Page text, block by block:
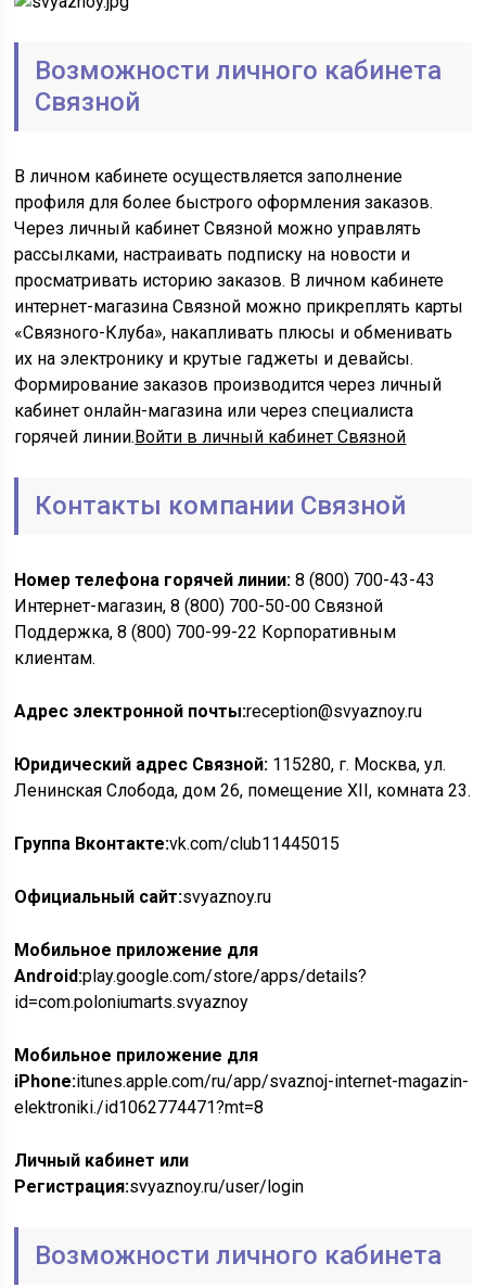
Возможности личного кабинета
Связной
В личном кабинете осуществляется заполнение
профиля для более быстрого оформления заказов.
Через личный кабинет Связной можно управлять
рассылками, настраивать подписку на новости и
просматривать историю заказов. В личном кабинете
интернет-магазина Связной можно прикреплять карты
«Связного-Клуба», накапливать плюсы и обменивать
их на электронику и крутые гаджеты и девайсы.
Формирование заказов производится через личный
кабинет онлайн-магазина или через специалиста
горячей линии.Войти в личный кабинет Связной
Контакты компании Связной
Номер телефона горячей линии: 8 (800) 700-43-43
Интернет-магазин, 8 (800) 700-50-00 Связной
Поддержка, 8 (800) 700-99-22 Корпоративным
клиентам.
Адрес электронной почты:reception@svyaznoy.ru
Юридический адрес Связной: 115280, г. Москва, ул.
Ленинская Слобода, дом 26, помещение XII, комната 23.
Группа Вконтакте:vk.com/club11445015
Официальный сайт:svyaznoy.ru
Мобильное приложение для
Android:play.google.com/store/apps/details?
id=com.poloniumarts.svyaznoy
Мобильное приложение для
iPhone:itunes.apple.com/ru/app/svaznoj-internet-magazin-
elektroniki./id1062774471?mt=8
Личный кабинет или
Регистрация:svyaznoy.ru/user/login
Возможности личного кабинета